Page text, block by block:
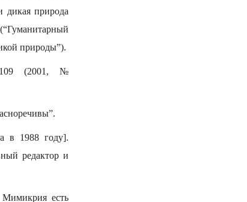
дикая природа
природы”).
109 (2001, №
в 1988 году].
редактор и
Мимикрия есть